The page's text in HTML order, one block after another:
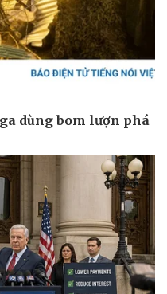
Ô tô - Xe máy
Ô tô
Xe máy
Tư vấn